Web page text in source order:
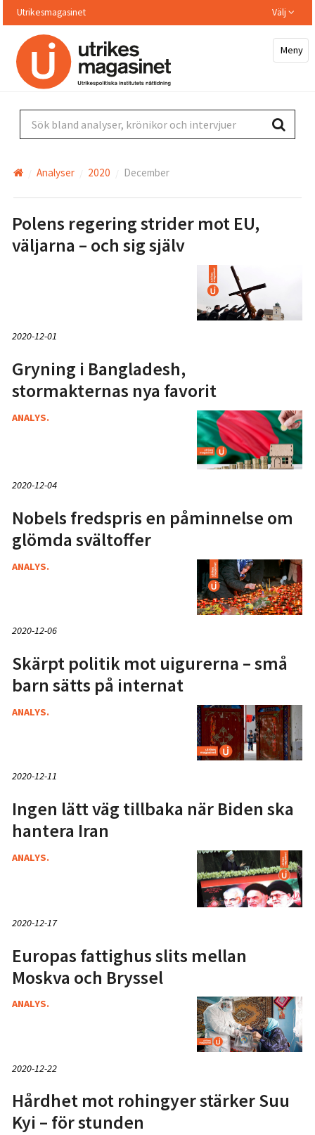
Hoppa
huvudinnehållet
Utrikesmagasinet Välj
Meny
Analyser 2020 December
Polens regering strider mot EU,
väljarna – och sig själv
2020-12-01
Gryning i Bangladesh,
stormakternas nya favorit
ANALYS.
2020-12-04
Nobels fredspris en påminnelse om
glömda svältoffer
ANALYS.
2020-12-06
Skärpt politik mot uigurerna – små
barn sätts på internat
ANALYS.
2020-12-11
Ingen lätt väg tillbaka när Biden ska
hantera Iran
ANALYS.
2020-12-17
Europas fattighus slits mellan
Moskva och Bryssel
ANALYS.
2020-12-22
Hårdhet mot rohingyer stärker Suu
Kyi – för stunden